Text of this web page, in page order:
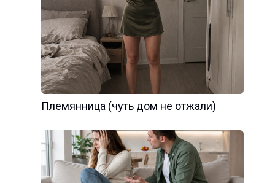
Племянница (чуть дом не отжали)